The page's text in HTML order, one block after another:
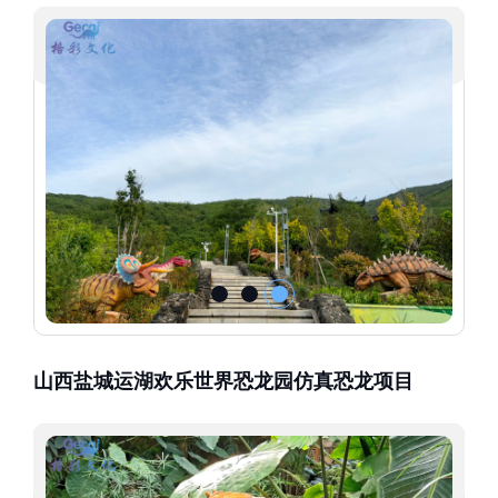
山西盐城运湖欢乐世界恐龙园仿真恐龙项目